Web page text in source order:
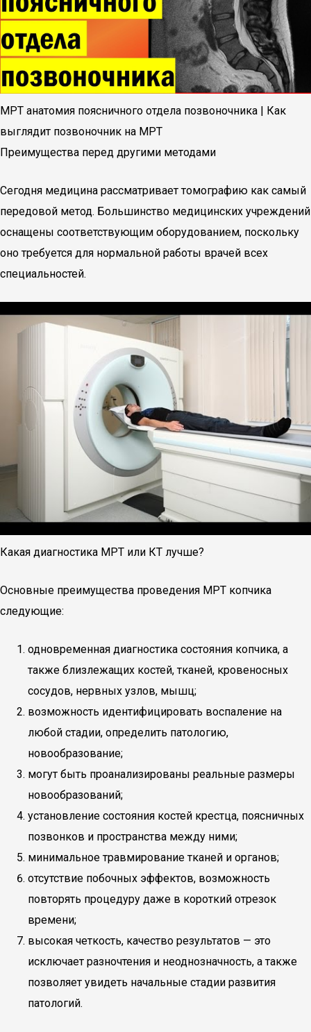
МРТ анатомия поясничного отдела позвоночника | Как
выглядит позвоночник на МРТ
Преимущества перед другими методами
Сегодня медицина рассматривает томографию как самый
передовой метод. Большинство медицинских учреждений
оснащены соответствующим оборудованием, поскольку
оно требуется для нормальной работы врачей всех
специальностей.
Какая диагностика МРТ или КТ лучше?
Основные преимущества проведения МРТ копчика
следующие:
одновременная диагностика состояния копчика, а
также близлежащих костей, тканей, кровеносных
сосудов, нервных узлов, мышц;
возможность идентифицировать воспаление на
любой стадии, определить патологию,
новообразование;
могут быть проанализированы реальные размеры
новообразований;
установление состояния костей крестца, поясничных
позвонков и пространства между ними;
минимальное травмирование тканей и органов;
отсутствие побочных эффектов, возможность
повторять процедуру даже в короткий отрезок
времени;
высокая четкость, качество результатов — это
исключает разночтения и неоднозначность, а также
позволяет увидеть начальные стадии развития
патологий.